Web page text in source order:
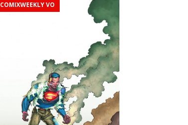
COMIXWEEKLY VO